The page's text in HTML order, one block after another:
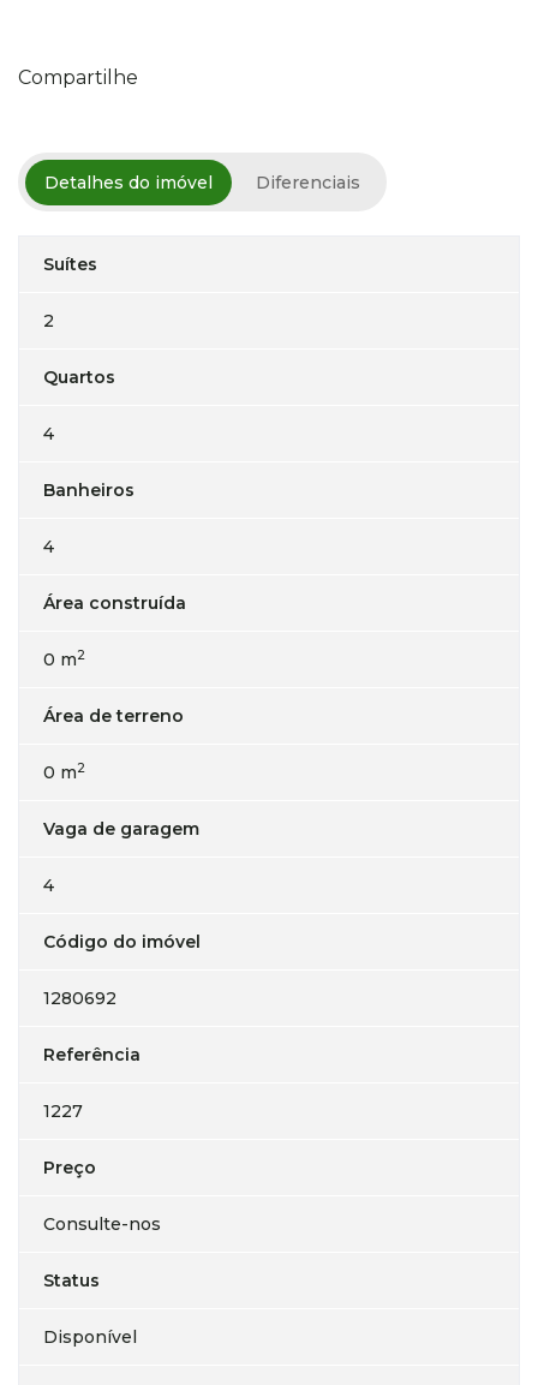
Compartilhe
Detalhes do imóvel Diferenciais
Suítes
2
Quartos
4
Banheiros
4
Área construída
0 m2
Área de terreno
0 m2
Vaga de garagem
4
Código do imóvel
1280692
Referência
1227
Preço
Consulte-nos
Status
Disponível